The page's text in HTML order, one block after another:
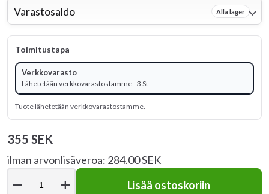
Varastosaldo Alla lager
Toimitustapa
Verkkovarasto
Lähetetään verkkovarastostamme - 3 St
Tuote lähetetään verkkovarastostamme.
355 SEK
ilman arvonlisäveroa: 284.00 SEK
remove add Lisää ostoskoriin